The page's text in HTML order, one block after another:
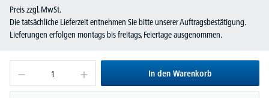
Preis zzgl. MwSt.
Die tatsächliche Lieferzeit entnehmen Sie bitte unserer Auftragsbestätigung.
Lieferungen erfolgen montags bis freitags, Feiertage ausgenommen.
In den Warenkorb